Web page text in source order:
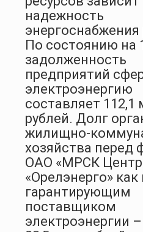
надежность
энергоснабжения
По состоянию на
задолженность
предприятий
электроэнергию
составляет 112,1
рублей. Долг
жилищно-
хозяйства перед
ОАО «МРСК
«Орелэнерго» как
гарантирующим
поставщиком
электроэнергии